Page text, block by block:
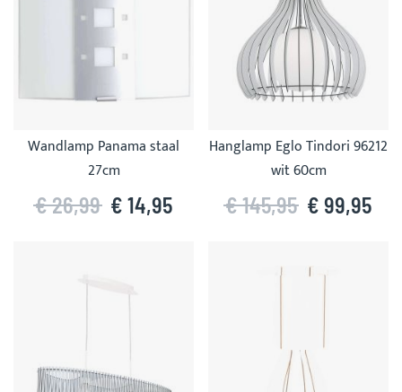
Wandlamp Panama staal
27cm
€ 14,95
€ 26,99
Hanglamp Eglo Tindori 96212
wit 60cm
€ 99,95
€ 145,95